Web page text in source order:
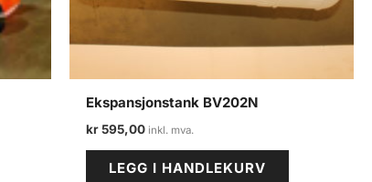
Ekspansjonstank BV202N
kr595,00
LEGG I HANDLEKURV